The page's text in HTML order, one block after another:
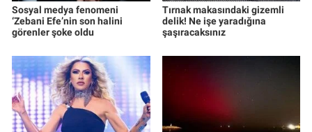
Sosyal medya fenomeni
‘Zebani Efe’nin son halini
görenler şoke oldu
Tırnak makasındaki gizemli
delik! Ne işe yaradığına
şaşıracaksınız